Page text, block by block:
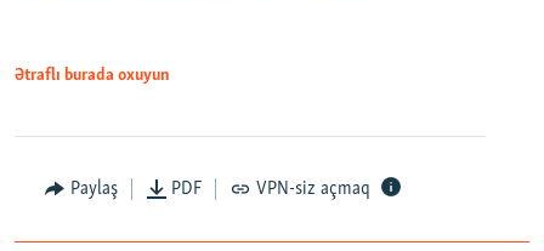
Ətraflı burada oxuyun
Paylaş PDF VPN-siz açmaq